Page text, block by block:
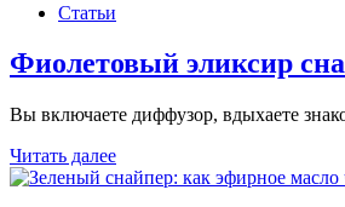
в
SPA-
Статьи
Фиолетовый эликсир
Вы включаете диффузор, вдыхаете
Читать далееФиолетовый
эликсир